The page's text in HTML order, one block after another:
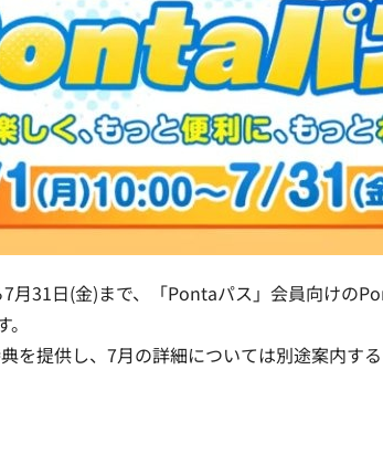
月31日(金)まで、「Pontaパス」会員向けの
を提供し、7月の詳細については別途案内する